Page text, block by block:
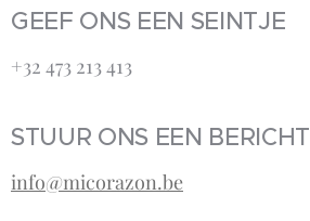
GEEF ONS EEN SEINTJE
+32 473 213 413‬
STUUR ONS EEN BERICHT
info@micorazon.be